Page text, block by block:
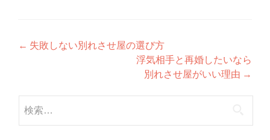
投稿ナビゲーション
← 失敗しない別れさせ屋の選び方
浮気相手と再婚したいなら
別れさせ屋がいい理由 →
検索: